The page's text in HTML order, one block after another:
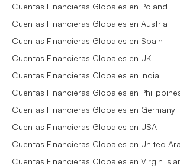
Cuentas Financieras Globales en Poland
Cuentas Financieras Globales en Austria
Cuentas Financieras Globales en Spain
Cuentas Financieras Globales en UK
Cuentas Financieras Globales en India
Cuentas Financieras Globales en
Cuentas Financieras Globales en Germany
Cuentas Financieras Globales en USA
Cuentas Financieras Globales en United
Cuentas Financieras Globales en Virgin